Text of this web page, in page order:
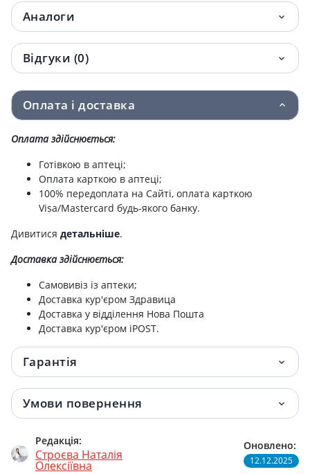
Аналоги
Відгуки (0)
Оплата і доставка
Оплата здійснюється:
Готівкою в аптеці;
Оплата карткою в аптеці;
100% передоплата на Сайті, оплата карткою
Visa/Mastercard будь-якого банку.
Дивитися детальніше.
Доставка здійснюється:
Самовивіз із аптеки;
Доставка кур'єром Здравица
Доставка у відділення Нова Пошта
Доставка кур'єром iPOST.
Гарантія
Умови повернення
Редакція:
Строєва Наталія
Олексіївна
Оновлено:
12.12.2025